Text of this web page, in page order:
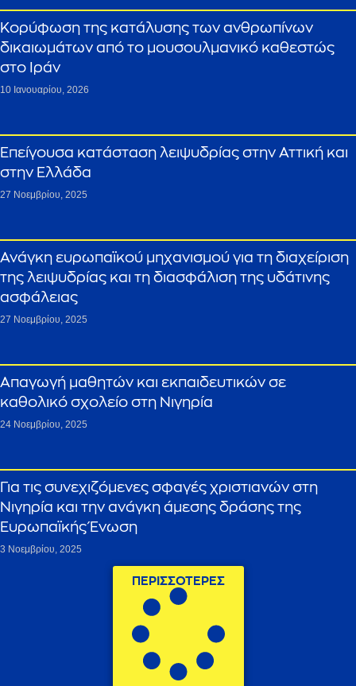
Κορύφωση της κατάλυσης των ανθρωπίνων
δικαιωμάτων από το μουσουλμανικό καθεστώς
στο Ιράν
10 Ιανουαρίου, 2026
Επείγουσα κατάσταση λειψυδρίας στην Αττική και
στην Ελλάδα
27 Νοεμβρίου, 2025
Ανάγκη ευρωπαϊκού μηχανισμού για τη διαχείριση
της λειψυδρίας και τη διασφάλιση της υδάτινης
ασφάλειας
27 Νοεμβρίου, 2025
Απαγωγή μαθητών και εκπαιδευτικών σε
καθολικό σχολείο στη Νιγηρία
24 Νοεμβρίου, 2025
Για τις συνεχιζόμενες σφαγές χριστιανών στη
Νιγηρία και την ανάγκη άμεσης δράσης της
Ευρωπαϊκής Ένωση
3 Νοεμβρίου, 2025
ΠΕΡΙΣΣΟΤΕΡΕΣ